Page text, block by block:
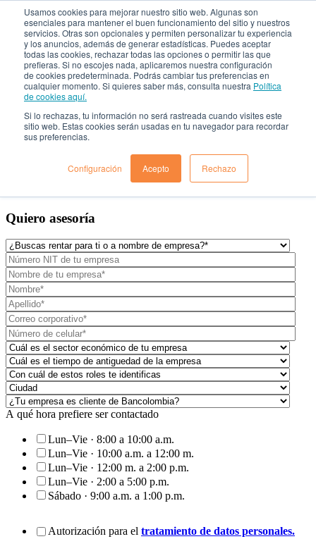
Usamos cookies para mejorar nuestro sitio web. Algunas son
esenciales para mantener el buen funcionamiento del sitio y nuestros
servicios. Otras son opcionales y permiten personalizar tu experiencia
y los anuncios, además de generar estadísticas. Puedes aceptar
todas las cookies, rechazar todas las opciones o permitir las que
prefieras. Si no escojes nada, aplicaremos nuestra configuración
de cookies predeterminada. Podrás cambiar tus preferencias en
cualquier momento. Si quieres saber más, consulta nuestra Política
de cookies aquí.
Si lo rechazas, tu información no será rastreada cuando visites este
sitio web. Estas cookies serán usadas en tu navegador para recordar
sus preferencias.
Configuración Acepto Rechazo
Rent a Car
¿Quiénes Somos?
Localiza para empresas
Nuestros vehículos
¿Dónde estamos?
Preguntas frecuentes
Blog
Solicitar Asesoría
Quiero asesoría
A qué hora prefiere ser contactado
Lun–Vie · 8:00 a 10:00 a.m.
Lun–Vie · 10:00 a.m. a 12:00 m.
Lun–Vie · 12:00 m. a 2:00 p.m.
Lun–Vie · 2:00 a 5:00 p.m.
Sábado · 9:00 a.m. a 1:00 p.m.
Autorización para el tratamiento de datos personales.